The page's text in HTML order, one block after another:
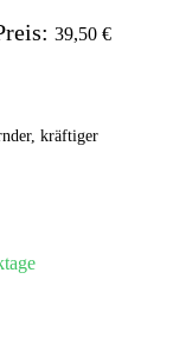
39,50 €
kräftiger